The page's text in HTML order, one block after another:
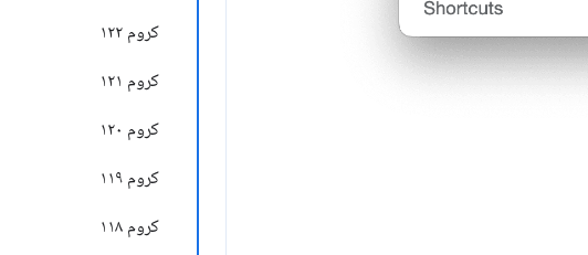
کروم ۱۲۲
کروم ۱۲۱
کروم ۱۲۰
کروم ۱۱۹
کروم ۱۱۸